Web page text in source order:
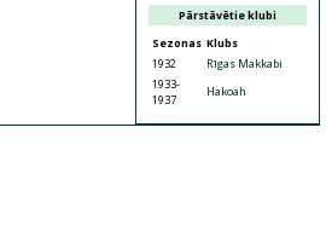
Pārstāvētie klubi
Sezonas Klubs
1932
Rīgas Makkabi
1933-
1937
Hakoah